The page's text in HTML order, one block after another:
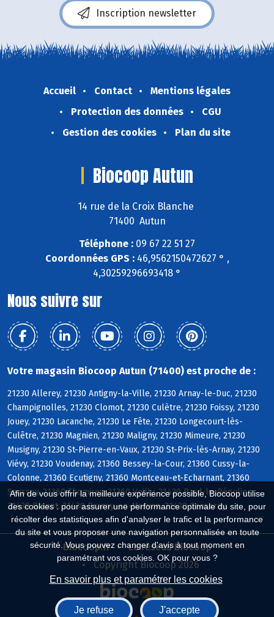
Afin de vous offrir la meilleure expérience possible, Biocoop utilise
des cookies : pour assurer une performance optimale du site, pour
récolter des statistiques afin d'analyser le trafic et la performance
du site et vous proposer une navigation personnalisée en toute
sécurité. Vous pouvez changer d'avis à tout moment en
paramétrant vos cookies. OK pour vous ?
En savoir plus et paramétrer les cookies
Je refuse J'accepte
Inscription newsletter
Accueil Contact
Mentions légales
Protection des données
CGU
Gestion des cookies
Plan du site
Biocoop Autun
14 rue de la Croix Blanche
71400 Autun
Téléphone : 09 67 22 51 27
Coordonnées GPS :46,9562150472627 ° ,
4,30259296693418 °
Nous suivre sur
Votre magasin Biocoop Autun (71400) est proche de :
21230 Allerey, 21230 Antigny-la-Ville, 21230 Arnay-le-Duc, 21230
Champignolles, 21230 Clomot, 21230 Culètre, 21230 Foissy, 21230
Jouey, 21230 Lacanche, 21230 Le Fête, 21230 Longecourt-lès-
Culêtre, 21230 Magnien, 21230 Maligny, 21230 Mimeure, 21230
Musigny, 21230 St-Pierre-en-Vaux, 21230 St-Prix-lès-Arnay, 21230
Viévy, 21230 Voudenay, 21360 Bessey-la-Cour, 21360 Cussy-la-
Colonne, 21360 Ecutigny, 21360 Montceau-et-Echarnant, 21360
Saussey, 21360 Thomirey, 21360 Veilly, 21430 Bard-le-Régulier,
21430 Blanot, 21430 Brazey-en-Morvan, 21430 Censerey
Biocoop.fr
Le réseau Biocoop
Copyright Biocoop 2026